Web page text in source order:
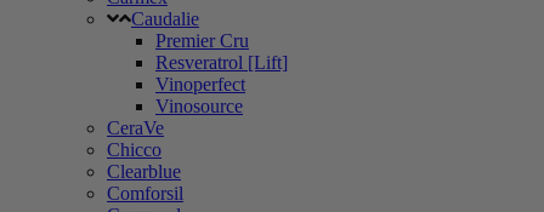
Caudalie
Premier Cru
Resveratrol [Lift]
Vinoperfect
Vinosource
CeraVe
Chicco
Clearblue
Comforsil